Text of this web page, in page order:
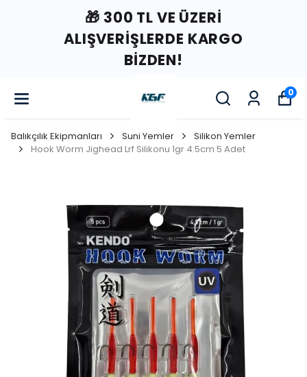
🎁 300 TL VE ÜZERI
ALIŞVERIŞLERDE KARGO
BIZDEN!
0
Balıkçılık Ekipmanları Suni Yemler
Silikon Yemler
Hook Worm Jighead Lrf Silikonu 1gr 4.5cm 5 Adet